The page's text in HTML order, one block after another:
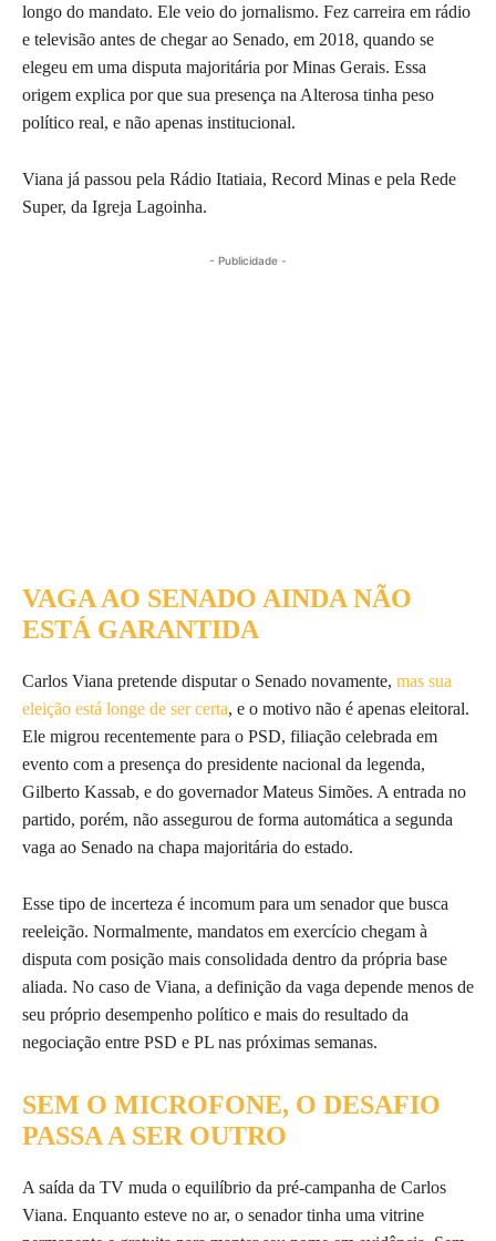
longo do mandato. Ele veio do jornalismo. Fez carreira em rádio
e televisão antes de chegar ao Senado, em 2018, quando se
elegeu em uma disputa majoritária por Minas Gerais. Essa
origem explica por que sua presença na Alterosa tinha peso
político real, e não apenas institucional.
Viana já passou pela Rádio Itatiaia, Record Minas e pela Rede
Super, da Igreja Lagoinha.
- Publicidade -
VAGA AO SENADO AINDA NÃO
ESTÁ GARANTIDA
Carlos Viana pretende disputar o Senado novamente, mas sua
eleição está longe de ser certa, e o motivo não é apenas eleitoral.
Ele migrou recentemente para o PSD, filiação celebrada em
evento com a presença do presidente nacional da legenda,
Gilberto Kassab, e do governador Mateus Simões. A entrada no
partido, porém, não assegurou de forma automática a segunda
vaga ao Senado na chapa majoritária do estado.
Esse tipo de incerteza é incomum para um senador que busca
reeleição. Normalmente, mandatos em exercício chegam à
disputa com posição mais consolidada dentro da própria base
aliada. No caso de Viana, a definição da vaga depende menos de
seu próprio desempenho político e mais do resultado da
negociação entre PSD e PL nas próximas semanas.
SEM O MICROFONE, O DESAFIO
PASSA A SER OUTRO
A saída da TV muda o equilíbrio da pré-campanha de Carlos
Viana. Enquanto esteve no ar, o senador tinha uma vitrine